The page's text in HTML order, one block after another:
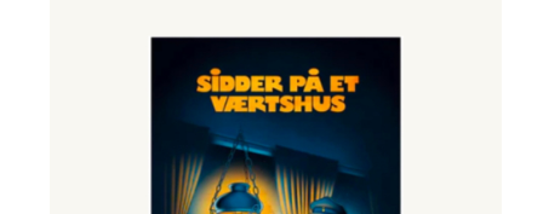
varianter.
Mulighederne
vælges
på
varesiden